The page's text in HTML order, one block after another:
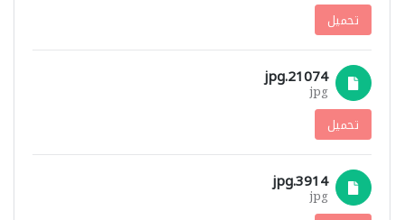
تحميل
21074.jpg
jpg
تحميل
3914.jpg
jpg